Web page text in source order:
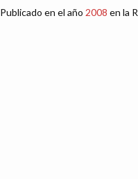
Publicado en el año 2008 en la